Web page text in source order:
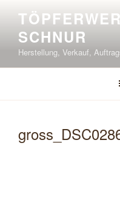
springenSCHNUR
Herstellung, Verkauf,